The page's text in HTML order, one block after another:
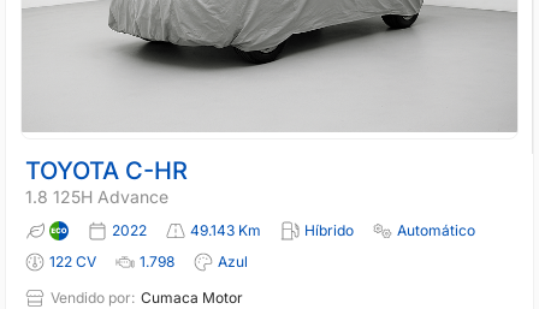
TOYOTA C-HR
1.8 125H Advance
2022 49.143 Km Híbrido
Automático
122 CV
1.798
Azul
Vendido por: Cumaca Motor